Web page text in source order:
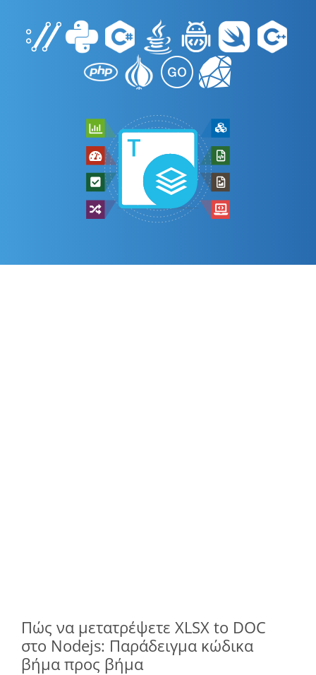
Πώς να μετατρέψετε XLSX to DOC
στο Nodejs: Παράδειγμα κώδικα
βήμα προς βήμα